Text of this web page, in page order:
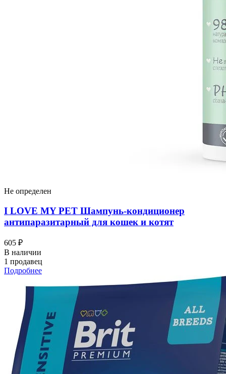
Не определен
I LOVЕ MY PET Шампунь-кондиционер
антипаразитарный для кошек и котят
605 ₽
В наличии
1 продавец
Подробнее